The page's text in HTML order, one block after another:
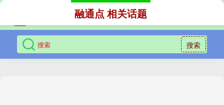
搜索
融通点 相关话题